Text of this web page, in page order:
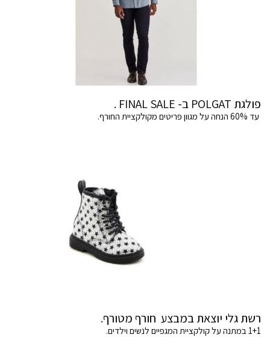
פולגת POLGAT ב- FINAL SALE .
עד 60% הנחה על מגוון פריטים מקולקציית החורף.
רשת גלי יוצאת במבצע חורף מטורף.
1+1 במתנה על קולקציית המגפיים לנשים וילדים.